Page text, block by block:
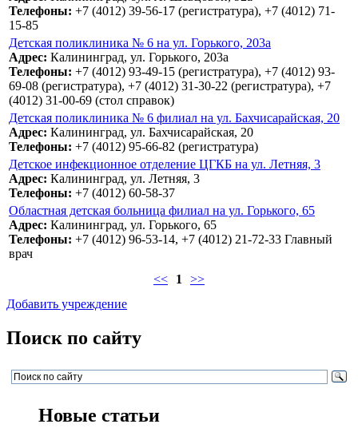
Телефоны: +7 (4012) 39-56-17 (регистратура), +7 (4012) 71-
15-85
Детская поликлиника № 6 на ул. Горького, 203а
Адрес: Калининград, ул. Горького, 203а
Телефоны: +7 (4012) 93-49-15 (регистратура), +7 (4012) 93-
69-08 (регистратура), +7 (4012) 31-30-22 (регистратура), +7
(4012) 31-00-69 (стол справок)
Детская поликлиника № 6 филиал на ул. Бахчисарайская, 20
Адрес: Калининград, ул. Бахчисарайская, 20
Телефоны: +7 (4012) 95-66-82 (регистратура)
Детское инфекционное отделение ЦГКБ на ул. Летняя, 3
Адрес: Калининград, ул. Летняя, 3
Телефоны: +7 (4012) 60-58-37
Областная детская больница филиал на ул. Горького, 65
Адрес: Калининград, ул. Горького, 65
Телефоны: +7 (4012) 96-53-14, +7 (4012) 21-72-33 Главный
врач
<<
1 >>
Добавить учреждение
Поиск по сайту
Новые статьи